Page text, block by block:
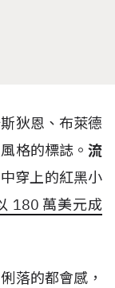
狄恩、布萊德
格的標誌。 流
中穿上的紅黑小
180 萬美元成
落的都會感，